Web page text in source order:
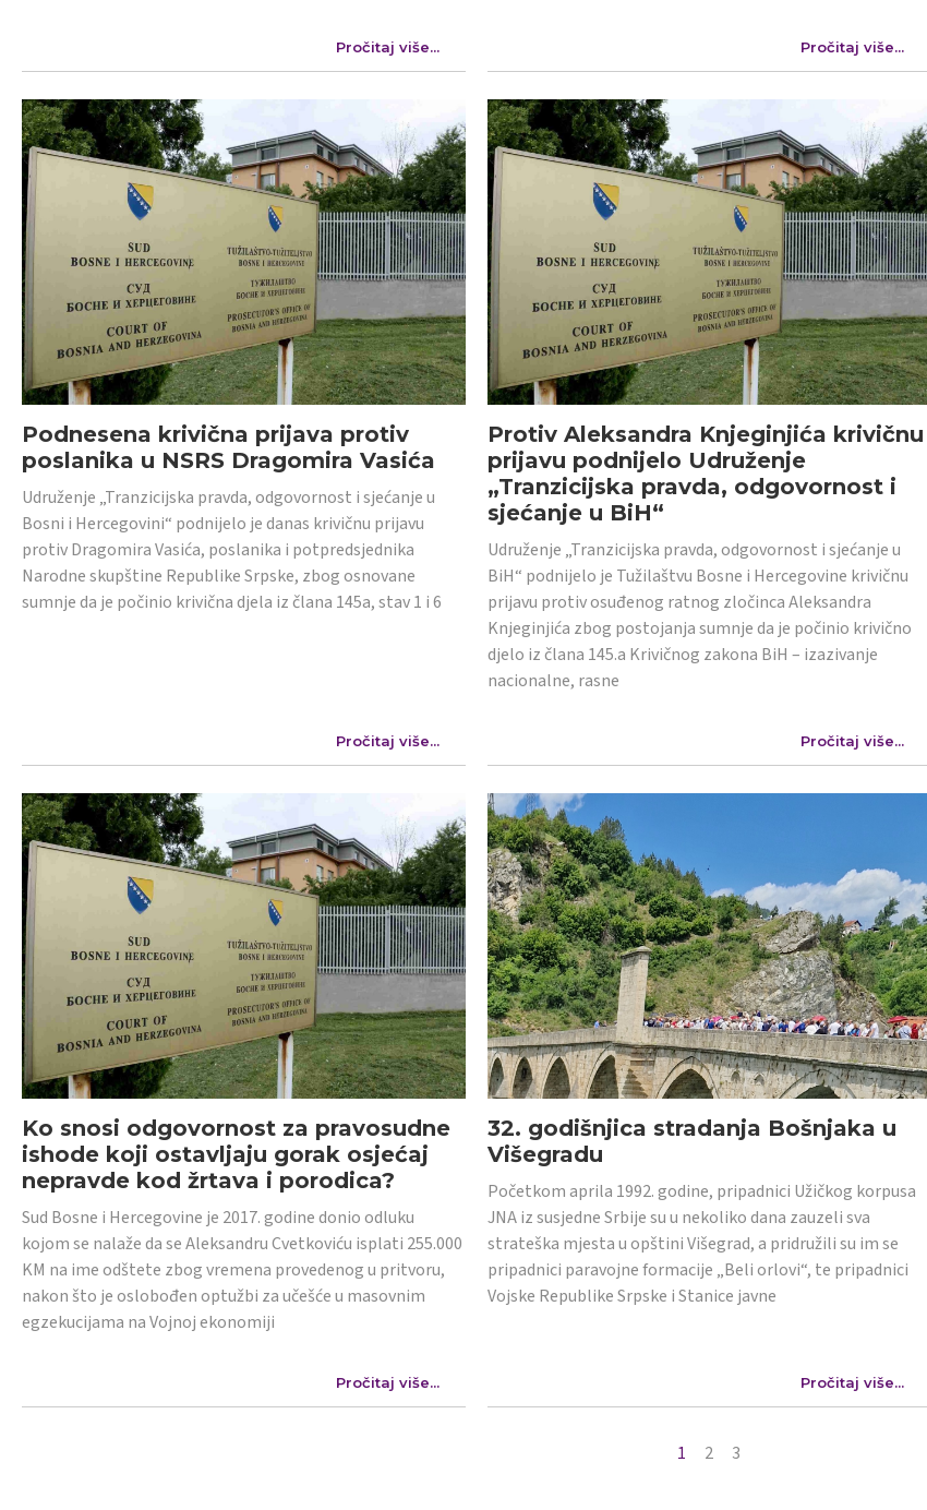
Pročitaj više... Pročitaj više...
Podnesena krivična prijava protiv
poslanika u NSRS Dragomira Vasića
Udruženje „Tranzicijska pravda, odgovornost i sjećanje u
Bosni i Hercegovini“ podnijelo je danas krivičnu prijavu
protiv Dragomira Vasića, poslanika i potpredsjednika
Narodne skupštine Republike Srpske, zbog osnovane
sumnje da je počinio krivična djela iz člana 145a, stav 1 i 6
Pročitaj više...
Protiv Aleksandra Knjeginjića krivičnu
prijavu podnijelo Udruženje
„Tranzicijska pravda, odgovornost i
sjećanje u BiH“
Udruženje „Tranzicijska pravda, odgovornost i sjećanje u
BiH“ podnijelo je Tužilaštvu Bosne i Hercegovine krivičnu
prijavu protiv osuđenog ratnog zločinca Aleksandra
Knjeginjića zbog postojanja sumnje da je počinio krivično
djelo iz člana 145.a Krivičnog zakona BiH – izazivanje
nacionalne, rasne
Pročitaj više...
Ko snosi odgovornost za pravosudne
ishode koji ostavljaju gorak osjećaj
nepravde kod žrtava i porodica?
Sud Bosne i Hercegovine je 2017. godine donio odluku
kojom se nalaže da se Aleksandru Cvetkoviću isplati 255.000
KM na ime odštete zbog vremena provedenog u pritvoru,
nakon što je oslobođen optužbi za učešće u masovnim
egzekucijama na Vojnoj ekonomiji
Pročitaj više...
32. godišnjica stradanja Bošnjaka u
Višegradu
Početkom aprila 1992. godine, pripadnici Užičkog korpusa
JNA iz susjedne Srbije su u nekoliko dana zauzeli sva
strateška mjesta u opštini Višegrad, a pridružili su im se
pripadnici paravojne formacije „Beli orlovi“, te pripadnici
Vojske Republike Srpske i Stanice javne
Pročitaj više...
1 2 3